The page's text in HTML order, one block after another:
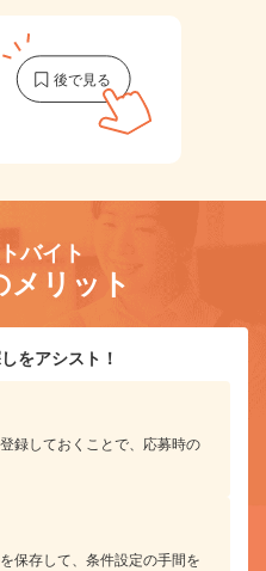
バイト
メリット
をアシスト！
録しておくことで、応募時の
保存して、条件設定の手間を